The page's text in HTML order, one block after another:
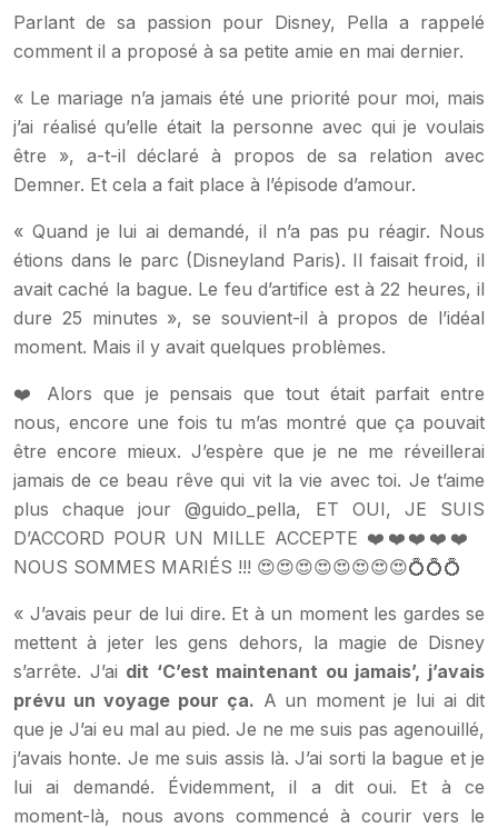
Parlant de sa passion pour Disney, Pella a rappelé
comment il a proposé à sa petite amie en mai dernier.
« Le mariage n’a jamais été une priorité pour moi, mais
j’ai réalisé qu’elle était la personne avec qui je voulais
être », a-t-il déclaré à propos de sa relation avec
Demner. Et cela a fait place à l’épisode d’amour.
« Quand je lui ai demandé, il n’a pas pu réagir. Nous
étions dans le parc (Disneyland Paris). Il faisait froid, il
avait caché la bague. Le feu d’artifice est à 22 heures, il
dure 25 minutes », se souvient-il à propos de l’idéal
moment. Mais il y avait quelques problèmes.
❤️ Alors que je pensais que tout était parfait entre
nous, encore une fois tu m’as montré que ça pouvait
être encore mieux. J’espère que je ne me réveillerai
jamais de ce beau rêve qui vit la vie avec toi. Je t’aime
plus chaque jour @guido_pella, ET OUI, JE SUIS
D’ACCORD POUR UN MILLE ACCEPTE ❤️❤️❤️❤️❤️
NOUS SOMMES MARIÉS !!! 😍😍😍😍😍😍😍😍💍💍💍
« J’avais peur de lui dire. Et à un moment les gardes se
mettent à jeter les gens dehors, la magie de Disney
s’arrête. J’ai dit ‘C’est maintenant ou jamais’, j’avais
prévu un voyage pour ça. A un moment je lui ai dit
que je J’ai eu mal au pied. Je ne me suis pas agenouillé,
j’avais honte. Je me suis assis là. J’ai sorti la bague et je
lui ai demandé. Évidemment, il a dit oui. Et à ce
moment-là, nous avons commencé à courir vers le